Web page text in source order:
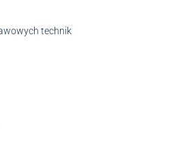
technik